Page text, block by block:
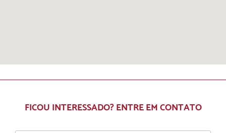
FICOU INTERESSADO? ENTRE EM CONTATO